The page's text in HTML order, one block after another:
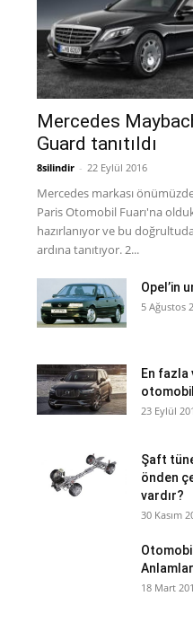
Mercedes
Guard tanıtıldı
8silindir - 22 Eylül 2016
Mercedes markası
Paris Otomobil Fuarı'na
hazırlanıyor ve bu
ardına tanıtıyor. 2...
Opel’in
5 Ağustos
En fazla
23 Eylül
Şaft
önden
vardır?
30 Kasım
18 Mart